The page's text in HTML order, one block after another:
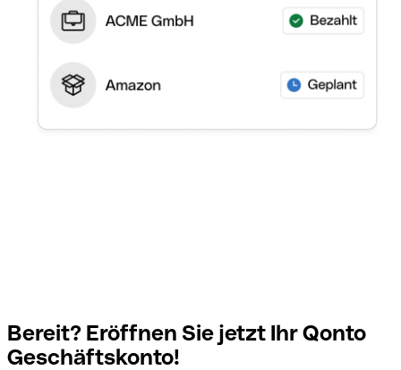
Bereit? Eröffnen Sie jetzt Ihr Qonto
Geschäftskonto!